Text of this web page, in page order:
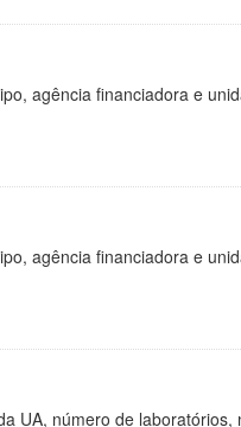
agência financiadora e
agência financiadora e
UA, número de laboratórios,